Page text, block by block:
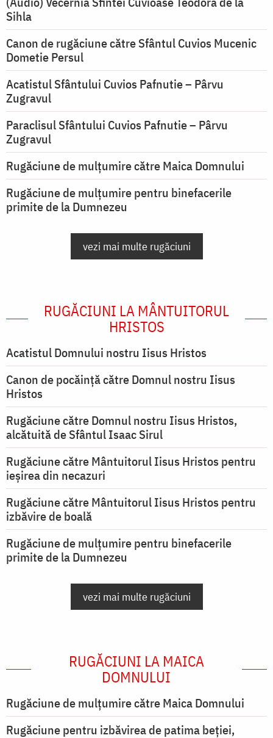
Sihla
Canon de rugăciune către Sfântul Cuvios Mucenic
Dometie Persul
Acatistul Sfântului Cuvios Pafnutie – Pârvu
Zugravul
Paraclisul Sfântului Cuvios Pafnutie – Pârvu
Zugravul
Rugăciune de mulţumire către Maica Domnului
Rugăciune de mulțumire pentru binefacerile
primite de la Dumnezeu
vezi mai multe rugăciuni
RUGĂCIUNI LA MÂNTUITORUL
HRISTOS
Acatistul Domnului nostru Iisus Hristos
Canon de pocăință către Domnul nostru Iisus
Hristos
Rugăciune către Domnul nostru Iisus Hristos,
alcătuită de Sfântul Isaac Sirul
Rugăciune către Mântuitorul Iisus Hristos pentru
ieşirea din necazuri
Rugăciune către Mântuitorul Iisus Hristos pentru
izbăvire de boală
Rugăciune de mulțumire pentru binefacerile
primite de la Dumnezeu
vezi mai multe rugăciuni
RUGĂCIUNI LA MAICA
DOMNULUI
Rugăciune de mulţumire către Maica Domnului
Rugăciune pentru izbăvirea de patima beției,